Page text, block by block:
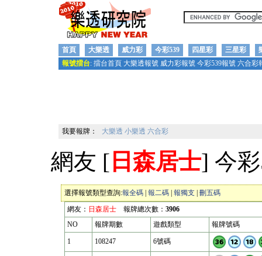
首頁 大樂透 威力彩 今彩539 四星彩 三星彩
報號擂台: 擂台首頁 大樂透報號 威力彩報號 今彩539報號 六合彩
我要報牌： 大樂透 小樂透 六合彩
網友 [ 日森居士] 今
選擇報號類型查詢:報全碼 報二碼 報獨支
刪五碼
網友： 日森居士 報牌總次數： 3906
NO
報牌期數 遊戲類型 報牌號碼
1 108247 6號碼